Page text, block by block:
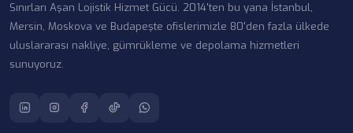
Sınırları Aşan Lojistik Hizmet Gücü. 2014'ten bu yana İstanbul,
Mersin, Moskova ve Budapeşte ofislerimizle 80'den fazla ülkede
uluslararası nakliye, gümrükleme ve depolama hizmetleri
sunuyoruz.